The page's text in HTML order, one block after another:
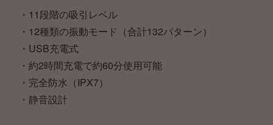
・11段階の吸引レベル
・12種類の振動モード（合計132パターン）
・USB充電式
・約2時間充電で約60分使用可能
・完全防水（IPX7）
・静音設計